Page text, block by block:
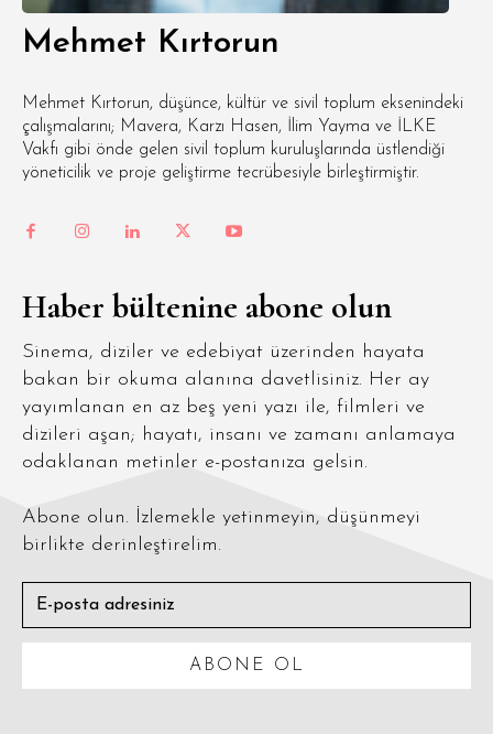
Mehmet Kırtorun
Mehmet Kırtorun, düşünce, kültür ve sivil toplum eksenindeki
çalışmalarını; Mavera, Karzı Hasen, İlim Yayma ve İLKE
Vakfı gibi önde gelen sivil toplum kuruluşlarında üstlendiği
yöneticilik ve proje geliştirme tecrübesiyle birleştirmiştir.
Haber bültenine abone olun
Sinema, diziler ve edebiyat üzerinden hayata
bakan bir okuma alanına davetlisiniz. Her ay
yayımlanan en az beş yeni yazı ile, filmleri ve
dizileri aşan; hayatı, insanı ve zamanı anlamaya
odaklanan metinler e-postanıza gelsin.
Abone olun. İzlemekle yetinmeyin, düşünmeyi
birlikte derinleştirelim.
ABONE OL